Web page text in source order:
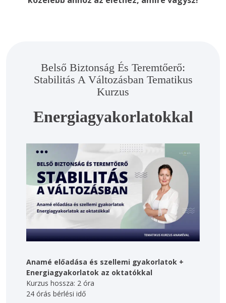
Belső Biztonság És Teremtőerő:
Stabilitás A Változásban Tematikus
Kurzus
Energiagyakorlatokkal
Anamé előadása és szellemi gyakorlatok +
Energiagyakorlatok az oktatókkal
Kurzus hossza: 2 óra
24 órás bérlési idő